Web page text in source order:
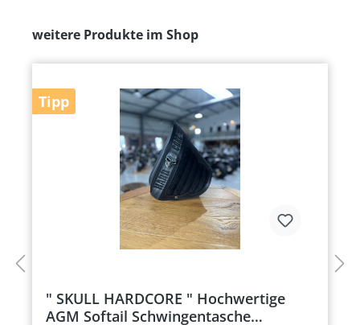
weitere Produkte im Shop
Tipp
" SKULL HARDCORE " Hochwertige
AGM Softail Schwingentasche